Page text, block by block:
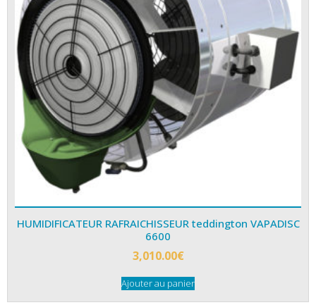
HUMIDIFICATEUR RAFRAICHISSEUR teddington VAPADISC
6600
3,010.00€
Ajouter au panier